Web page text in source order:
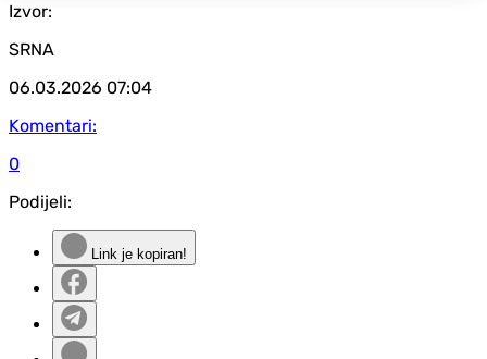
Izvor:
SRNA
06.03.2026 07:04
Komentari:
0
Podijeli:
Link je kopiran!